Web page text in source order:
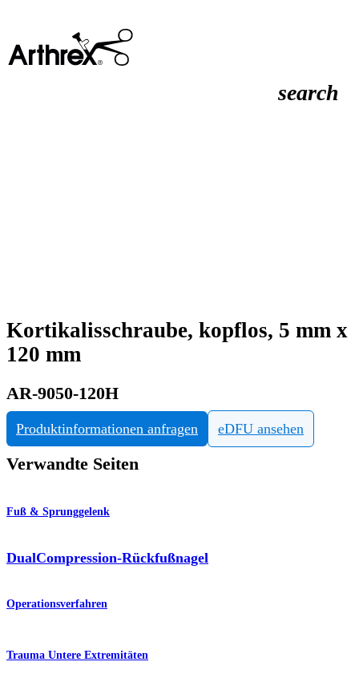
search
Kortikalisschraube, kopflos, 5 mm x
120 mm
AR-9050-120H
Produktinformationen anfragen eDFU ansehen
Verwandte Seiten
Fuß & Sprunggelenk
DualCompression-Rückfußnagel
Operationsverfahren
Trauma Untere Extremitäten